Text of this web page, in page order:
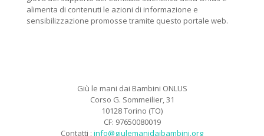
alimenta di contenuti le azioni di informazione e
sensibilizzazione promosse tramite questo portale web.
Giù le mani dai Bambini ONLUS
Corso G. Sommeilier, 31
10128 Torino (TO)
CF: 97650080019
Contatti : info@giulemanidaibambini.org